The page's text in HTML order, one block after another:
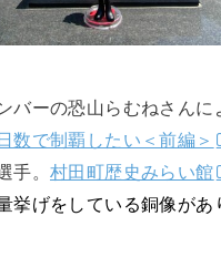
バーの恐山らむねさんに
数で制覇したい＜前編＞
手。 村田町歴史みらい館
挙げをしている銅像があ